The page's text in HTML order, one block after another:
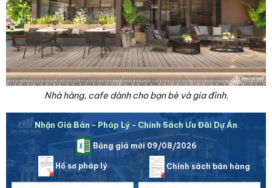
Nhà hàng, cafe dành cho bạn bè và gia đình.
Nhận Giá Bán - Pháp Lý - Chính Sách Ưu Đãi Dự Án
Bảng giá mới 09/08/2026
Hồ sơ pháp lý Chính sách bán hàng